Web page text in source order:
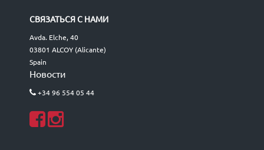
СВЯЗАТЬСЯ С НАМИ
Avda. Elche, 40
03801 ALCOY (Alicante)
Spain
Новости
+34 96 554 05 44